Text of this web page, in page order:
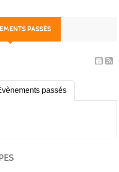
PASSÉS
passés